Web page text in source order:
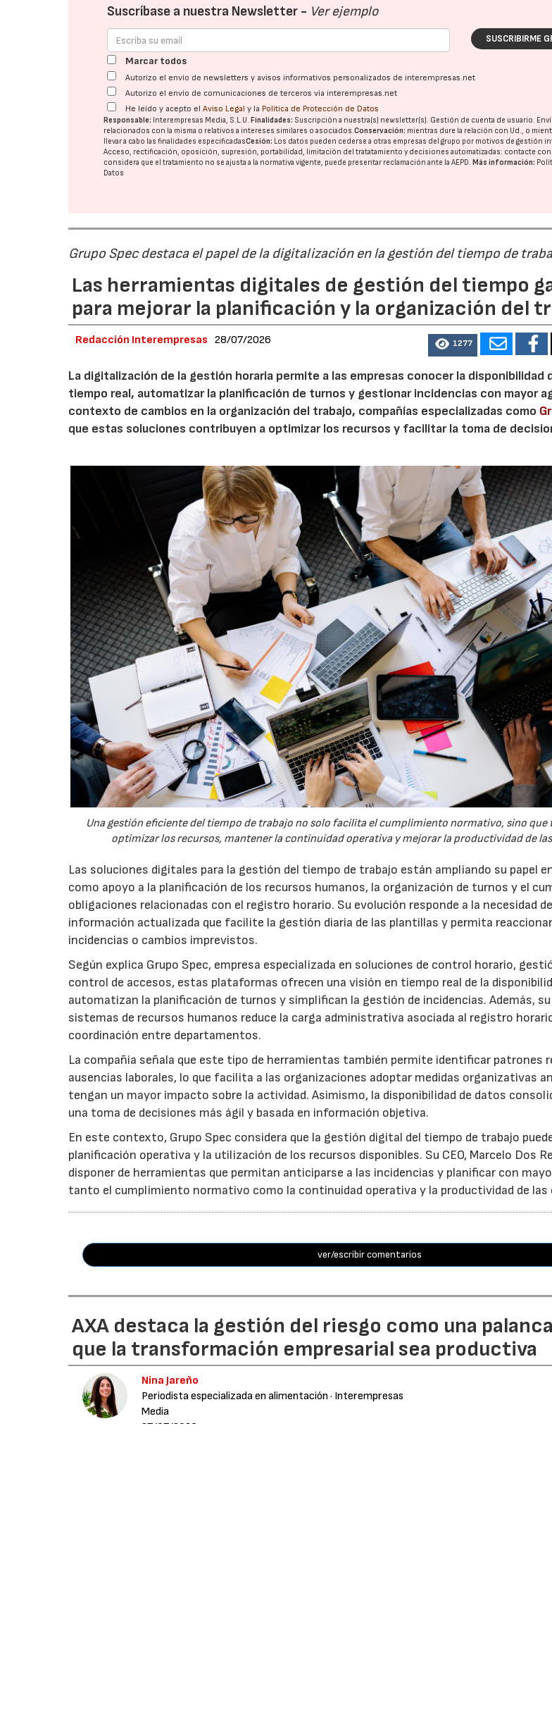
Suscríbase a nuestra Newsletter - Ver ejemplo
SUSCRIBIRME
Marcar todos
Autorizo el envío de newsletters y avisos informativos personalizados de interempresas.net
Autorizo el envío de comunicaciones de terceros vía interempresas.net
He leído y acepto elAviso Legal y la Política de Protección de Datos
Responsable: Interempresas Media, S.L.U. Finalidades: Suscripción a nuestra(s) newsletter(s). Gestión de cuenta de usuario.
relacionados con la misma o relativos a intereses similares o asociados.Conservación: mientras dure la relación con Ud., o
llevar a cabo las finalidades especificadasCesión: Los datos pueden cederse a otras empresas del grupo por motivos de gestión
Acceso, rectificación, oposición, supresión, portabilidad, limitación del tratatamiento y decisiones automatizadas: contacte con
considera que el tratamiento no se ajusta a la normativa vigente, puede presentar reclamación ante laAEPD. Más información:
Datos
Grupo Spec destaca el papel de la digitalización en la gestión del tiempo de
Las herramientas digitales de gestión del tiempo
para mejorar la planificación y la organización del
Redacción Interempresas 28/07/2026 1277
La digitalización de la gestión horaria permite a las empresas conocer la disponibilidad
tiempo real, automatizar la planificación de turnos y gestionar incidencias con mayor
contexto de cambios en la organización del trabajo, compañías especializadas como
que estas soluciones contribuyen a optimizar los recursos y facilitar la toma de
Una gestión eficiente del tiempo de trabajo no solo facilita el cumplimiento normativo, sino
optimizar los recursos, mantener la continuidad operativa y mejorar la productividad de
Las soluciones digitales para la gestión del tiempo de trabajo están ampliando su papel
como apoyo a la planificación de los recursos humanos, la organización de turnos y el
obligaciones relacionadas con el registro horario. Su evolución responde a la necesidad
información actualizada que facilite la gestión diaria de las plantillas y permita
incidencias o cambios imprevistos.
Según explica Grupo Spec, empresa especializada en soluciones de control horario,
control de accesos, estas plataformas ofrecen una visión en tiempo real de la
automatizan la planificación de turnos y simplifican la gestión de incidencias. Además,
sistemas de recursos humanos reduce la carga administrativa asociada al registro
coordinación entre departamentos.
La compañía señala que este tipo de herramientas también permite identificar patrones
ausencias laborales, lo que facilita a las organizaciones adoptar medidas organizativas
tengan un mayor impacto sobre la actividad. Asimismo, la disponibilidad de datos
una toma de decisiones más ágil y basada en información objetiva.
En este contexto, Grupo Spec considera que la gestión digital del tiempo de trabajo
planificación operativa y la utilización de los recursos disponibles. Su CEO, Marcelo Dos
disponer de herramientas que permitan anticiparse a las incidencias y planificar con
tanto el cumplimiento normativo como la continuidad operativa y la productividad de las
ver/escribir comentarios
AXA destaca la gestión del riesgo como una
que la transformación empresarial sea productiva
Nina Jareño
Periodista especializada en alimentación · Interempresas
Media
27/07/2026
07/07/2026